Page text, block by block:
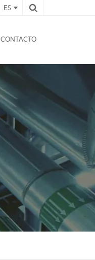
ES
CONTACTO